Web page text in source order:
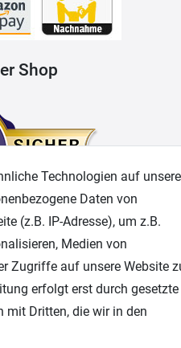
Shop
Datenschutz Impressum
Technologien auf
Daten von
(z.B. IP-Adresse), um z.B.
Medien von
Zugriffe auf unsere Website
erfolgt erst durch gesetzte
mit Dritten, die wir in den